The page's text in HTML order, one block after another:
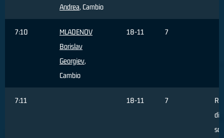
Andrea, Cambio
7:10
MLADENOV
Borislav
Georgiev,
Cambio
18-11 7
7:11 18-11 7